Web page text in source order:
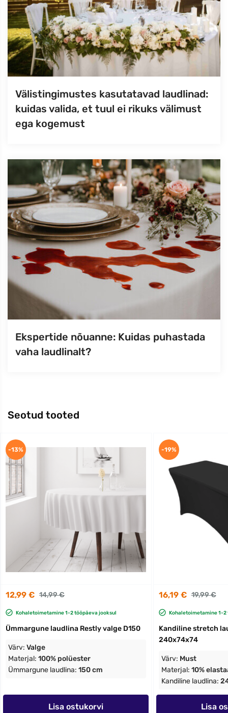
Välistingimustes kasutatavad laudlinad:
kuidas valida, et tuul ei rikuks välimust
ega kogemust
Ekspertide nõuanne: Kuidas puhastada
vaha laudlinalt?
Seotud tooted
12,99 € 14,99 €
Kohaletoimetamine 1-2 tööpäeva jooksul
Ümmargune laudlina Restly valge D150
Värv: Valge
Materjal: 100% polüester
Ümmargune laudlina: 150 cm
Lisa ostukorvi
-13%
16,19 € 19,99 €
Kohaletoimetamine 1-
Kandiline stretch
240x74x74
Värv: Must
Materjal: 10%
Kandiline laudlina:
Lisa
-19%